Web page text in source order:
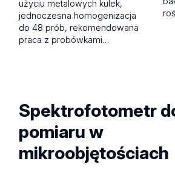
użyciu metalowych kulek,
jednoczesna homogenizacja
do 48 prób, rekomendowana
praca z probówkami…
Spektrofotometr
pomiaru w
mikroobjętościach